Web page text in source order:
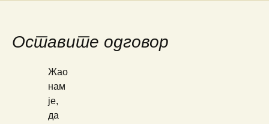
Оставите одговор
Жао
нам
је,
да